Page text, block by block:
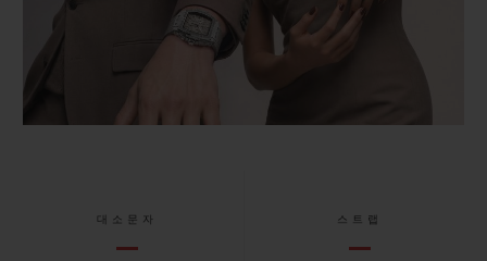
대소문자 스트랩